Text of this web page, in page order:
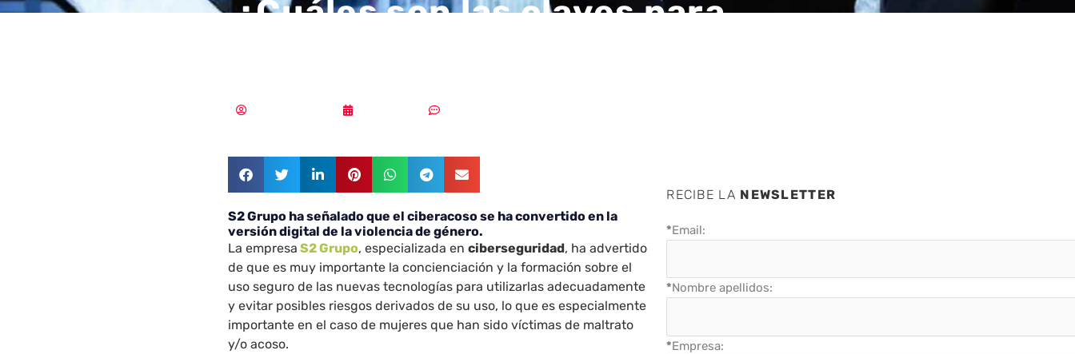
¿Cuáles son las claves para
S2 Grupo ha señalado que el ciberacoso se ha convertido en la
versión digital de la violencia de género.
La empresa S2 Grupo, especializada enciberseguridad, ha advertido
de que es muy importante la concienciación y la formación sobre el
uso seguro de las nuevas tecnologías para utilizarlas adecuadamente
y evitar posibles riesgos derivados de su uso, lo que es especialmente
importante en el caso de mujeres que han sido víctimas de maltrato
y/o acoso.
RECIBE LA NEWSLETTER
*Email:
*Nombre apellidos:
*Empresa: